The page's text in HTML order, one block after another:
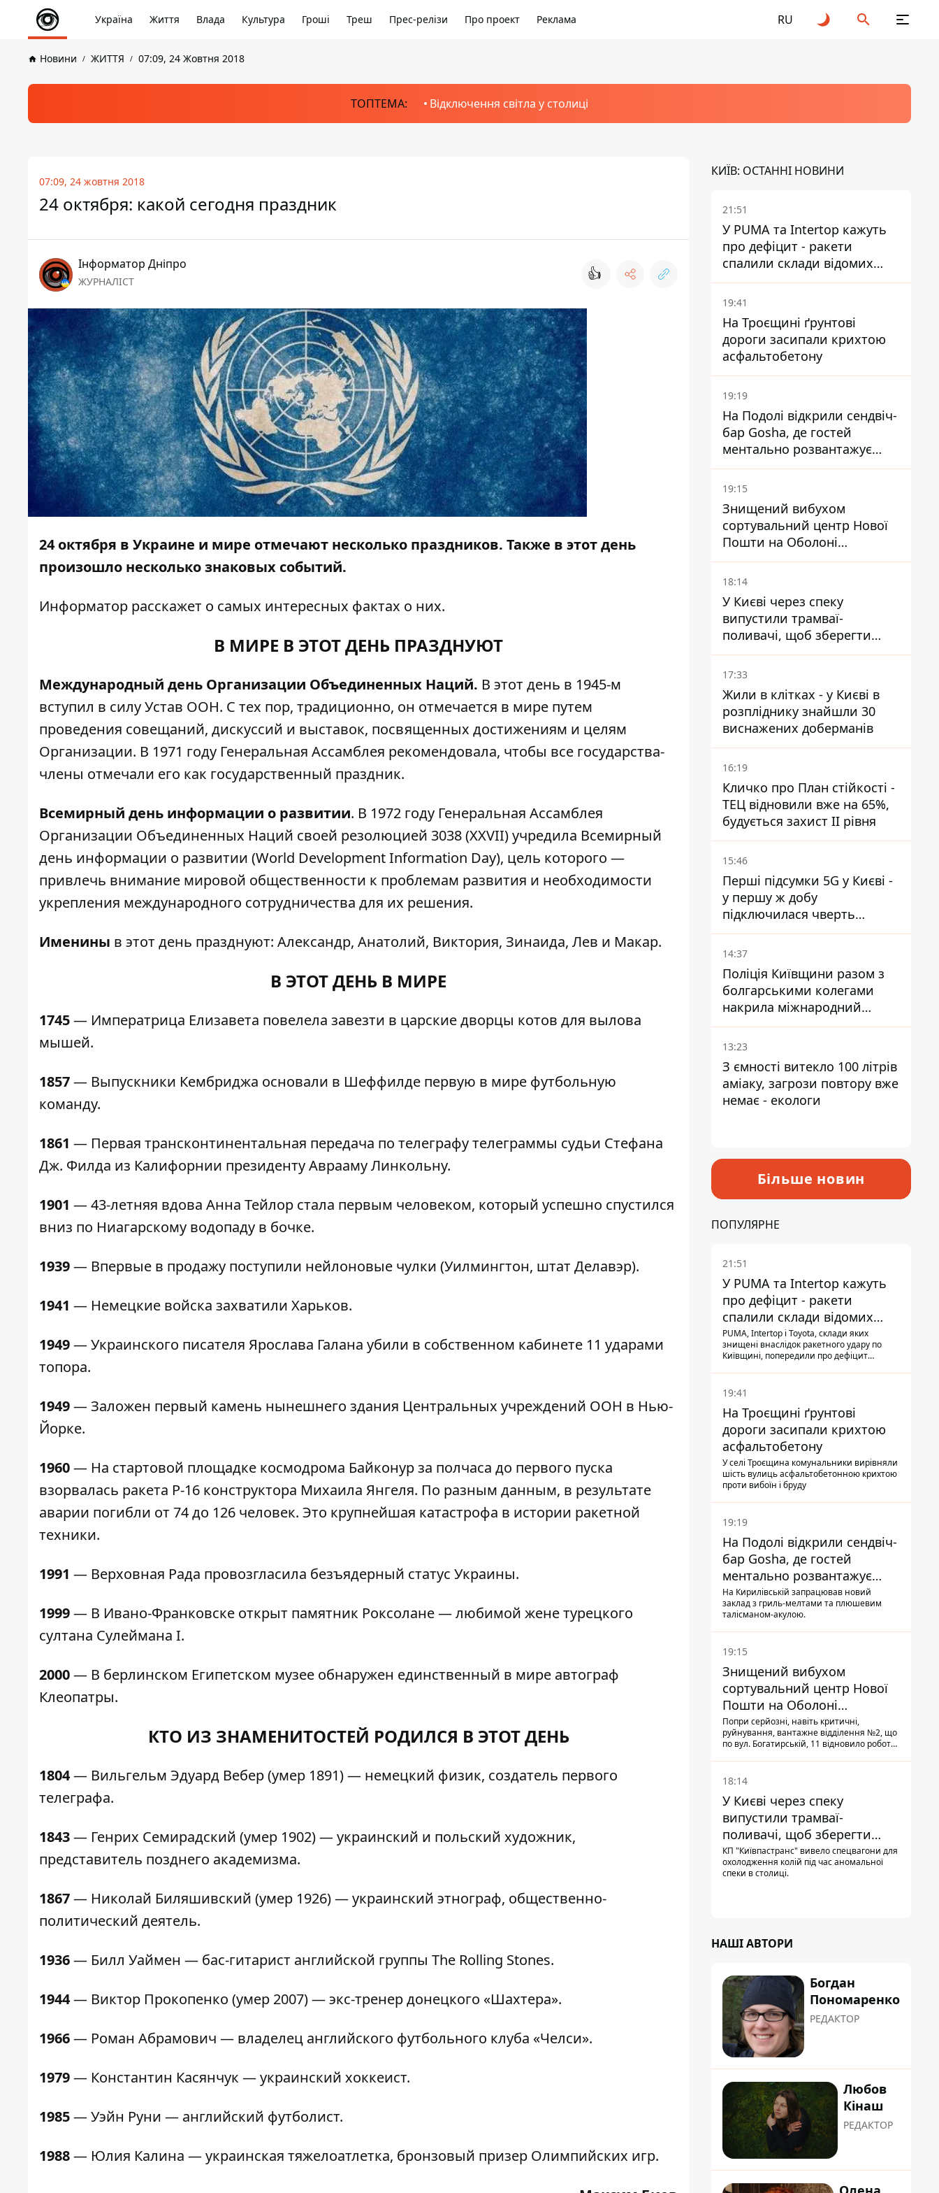
Україна Життя Влада Культура Гроші Треш Прес-релізи Про проект Реклама RU
Новини ЖИТТЯ 07:09, 24 Жовтня 2018
ТОПТЕМА: Відключення світла у столиці
07:09, 24 жовтня 2018
24 октября: какой сегодня праздник
Інформатор Дніпро
ЖУРНАЛІСТ 👍
24 октября в Украине и мире отмечают несколько праздников. Также в этот день
произошло несколько знаковых событий.
Информатор расскажет о самых интересных фактах о них.
В МИРЕ В ЭТОТ ДЕНЬ ПРАЗДНУЮТ
Международный день Организации Объединенных Наций. В этот день в 1945-м
вступил в силу Устав ООН. С тех пор, традиционно, он отмечается в мире путем
проведения совещаний, дискуссий и выставок, посвященных достижениям и целям
Организации. В 1971 году Генеральная Ассамблея рекомендовала, чтобы все государства-
члены отмечали его как государственный праздник.
Всемирный день информации о развитии. В 1972 году Генеральная Ассамблея
Организации Объединенных Наций своей резолюцией 3038 (XXVII) учредила Всемирный
день информации о развитии (World Development Information Day), цель которого —
привлечь внимание мировой общественности к проблемам развития и необходимости
укрепления международного сотрудничества для их решения.
Именины в этот день празднуют: Александр, Анатолий, Виктория, Зинаида, Лев и Макар.
В ЭТОТ ДЕНЬ В МИРЕ
1745— Императрица Елизавета повелела завезти в царские дворцы котов для вылова
мышей.
1857— Выпускники Кембриджа основали в Шеффилде первую в мире футбольную
команду.
1861 — Первая трансконтинентальная передача по телеграфу телеграммы судьи Стефана
Дж. Филда из Калифорнии президенту Аврааму Линкольну.
1901 — 43-летняя вдова Анна Тейлор стала первым человеком, который успешно спустился
вниз по Ниагарскому водопаду в бочке.
1939— Впервые в продажу поступили нейлоновые чулки (Уилмингтон, штат Делавэр).
1941 — Немецкие войска захватили Харьков.
1949— Украинского писателя Ярослава Галана убили в собственном кабинете 11 ударами
топора.
1949— Заложен первый камень нынешнего здания Центральных учреждений ООН в Нью-
Йорке.
1960— На стартовой площадке космодрома Байконур за полчаса до первого пуска
взорвалась ракета Р-16 конструктора Михаила Янгеля. По разным данным, в результате
аварии погибли от 74 до 126 человек. Это крупнейшая катастрофа в истории ракетной
техники.
1991 — Верховная Рада провозгласила безъядерный статус Украины.
1999— В Ивано-Франковске открыт памятник Роксолане — любимой жене турецкого
султана Сулеймана I.
2000— В берлинском Египетском музее обнаружен единственный в мире автограф
Клеопатры.
КТО ИЗ ЗНАМЕНИТОСТЕЙ РОДИЛСЯ В ЭТОТ ДЕНЬ
1804— Вильгельм Эдуард Вебер (умер 1891) — немецкий физик, создатель первого
телеграфа.
1843— Генрих Семирадский (умер 1902) — украинский и польский художник,
представитель позднего академизма.
1867— Николай Биляшивский (умер 1926) — украинский этнограф, общественно-
политический деятель.
1936— Билл Уаймен — бас-гитарист английской группы The Rolling Stones.
1944— Виктор Прокопенко (умер 2007) — экс-тренер донецкого «Шахтера».
1966— Роман Абрамович — владелец английского футбольного клуба «Челси».
1979— Константин Касянчук — украинский хоккеист.
1985— Уэйн Руни — английский футболист.
1988— Юлия Калина — украинская тяжелоатлетка, бронзовый призер Олимпийских игр.
КИЇВ: ОСТАННІ НОВИНИ
21:51
У PUMA та Intertop кажуть
про дефіцит - ракети
спалили склади відомих
брендів
19:41
На Троєщині ґрунтові
дороги засипали крихтою
асфальтобетону
19:19
На Подолі відкрили сендвіч-
бар Gosha, де гостей
ментально розвантажує
акула
19:15
Знищений вибухом
сортувальний центр Нової
Пошти на Оболоні
запрацював - видають
посилки
18:14
У Києві через спеку
випустили трамваї-
поливачі, щоб зберегти
рейки від деформації
17:33
Жили в клітках - у Києві в
розпліднику знайшли 30
виснажених доберманів
16:19
Кличко про План стійкості -
ТЕЦ відновили вже на 65%,
будується захист ІІ рівня
15:46
Перші підсумки 5G у Києві -
у першу ж добу
підключилася чверть
мільйона абонентів
14:37
Поліція Київщини разом з
болгарськими колегами
накрила міжнародний
наркосиндикат
13:23
З ємності витекло 100 літрів
аміаку, загрози повтору вже
немає - екологи
Більше новин
ПОПУЛЯРНЕ
21:51
У PUMA та Intertop кажуть
про дефіцит - ракети
спалили склади відомих
брендів
PUMA, Intertop і Toyota, склади яких
знищені внаслідок ракетного удару по
Київщині, попередили про дефіцит
19:41
На Троєщині ґрунтові
дороги засипали крихтою
асфальтобетону
У селі Троєщина комунальники вирівняли
шість вулиць асфальтобетонною крихтою
проти вибоїн і бруду
19:19
На Подолі відкрили сендвіч-
бар Gosha, де гостей
ментально розвантажує
акула
На Кирилівській запрацював новий
заклад з гриль-мелтами та плюшевим
талісманом-акулою.
19:15
Знищений вибухом
сортувальний центр Нової
Пошти на Оболоні
запрацював - видають
посилки
Попри серйозні, навіть критичні,
руйнування, вантажне відділення №2, що
по вул. Богатирській, 11 відновило роботу:
18:14
У Києві через спеку
випустили трамваї-
поливачі, щоб зберегти
рейки від деформації
КП "Київпастранс" вивело спецвагони для
охолодження колій під час аномальної
спеки в столиці.
НАШІ АВТОРИ
Богдан
Пономаренко
РЕДАКТОР
Любов
Кінаш
РЕДАКТОР